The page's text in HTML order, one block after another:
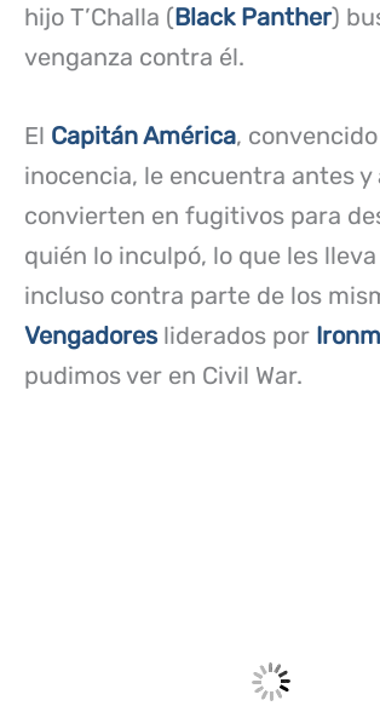
hijo T’Challa (Black Panther)
venganza contra él.
El Capitán América,
inocencia, le encuentra antes y
convierten en fugitivos para
quién lo inculpó, lo que les
incluso contra parte de los
Vengadores liderados por
pudimos ver en Civil War.